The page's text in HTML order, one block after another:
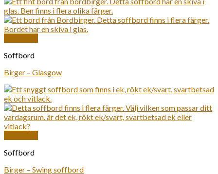
Soffbord
Birger – Glasgow
Soffbord
Birger – Swing soffbord